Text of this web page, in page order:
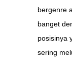
bergenre
banget
posisinya
sering